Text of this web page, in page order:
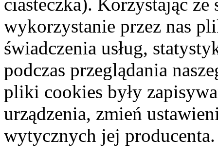
wykorzystanie przez nas
świadczenia usług,
podczas przeglądania
pliki cookies były
urządzenia, zmień
wytycznych jej producenta.